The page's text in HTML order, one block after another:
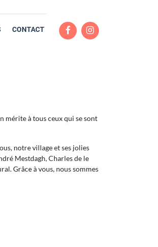
CONTACT
mérite à tous ceux qui se sont
notre village et ses jolies
Mestdagh, Charles de le
Grâce à vous, nous sommes